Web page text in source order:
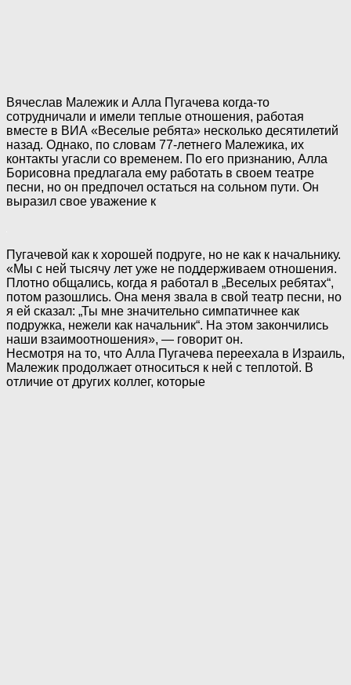
Вячеслав Малежик и Алла Пугачева когда-то
сотрудничали и имели теплые отношения, работая
вместе в ВИА «Веселые ребята» несколько десятилетий
назад. Однако, по словам 77-летнего Малежика, их
контакты угасли со временем. По его признанию, Алла
Борисовна предлагала ему работать в своем театре
песни, но он предпочел остаться на сольном пути. Он
выразил свое уважение к
Пугачевой как к хорошей подруге, но не как к начальнику.
«Мы с ней тысячу лет уже не поддерживаем отношения.
Плотно общались, когда я работал в „Веселых ребятах“,
потом разошлись. Она меня звала в свой театр песни, но
я ей сказал: „Ты мне значительно симпатичнее как
подружка, нежели как начальник“. На этом закончились
наши взаимоотношения», — говорит он.
Несмотря на то, что Алла Пугачева переехала в Израиль,
Малежик продолжает относиться к ней с теплотой. В
отличие от других коллег, которые